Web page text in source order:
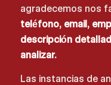
agradecemos nos
teléfono, email,
descripción
analizar.
Las instancias de